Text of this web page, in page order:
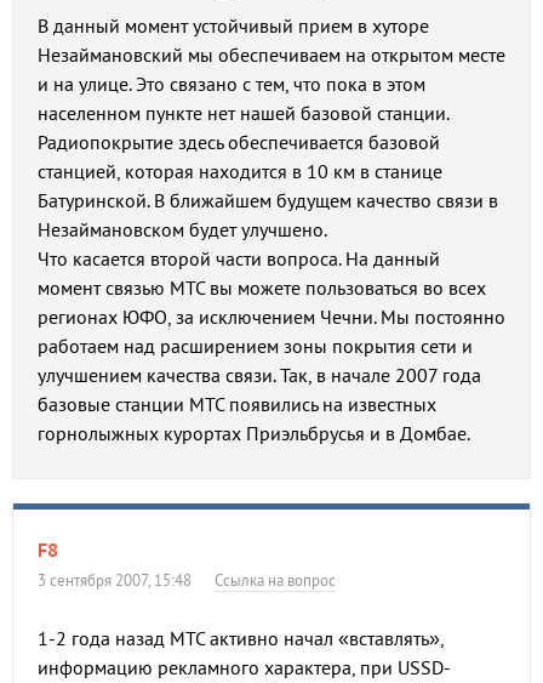
В данный момент устойчивый прием в хуторе
Незаймановский мы обеспечиваем на открытом месте
и на улице. Это связано с тем, что пока в этом
населенном пункте нет нашей базовой станции.
Радиопокрытие здесь обеспечивается базовой
станцией, которая находится в 10 км в станице
Батуринской. В ближайшем будущем качество связи в
Незаймановском будет улучшено.
Что касается второй части вопроса. На данный
момент связью МТС вы можете пользоваться во всех
регионах ЮФО, за исключением Чечни. Мы постоянно
работаем над расширением зоны покрытия сети и
улучшением качества связи. Так, в начале 2007 года
базовые станции МТС появились на известных
горнолыжных курортах Приэльбрусья и в Домбае.
F8
3 сентября 2007, 15:48 Ссылка на вопрос
1-2 года назад МТС активно начал «вставлять»,
информацию рекламного характера, при USSD-